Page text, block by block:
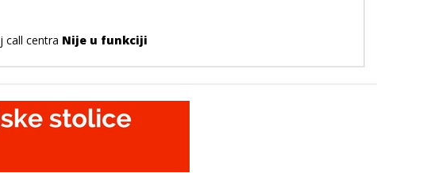
call centra Nije u funkciji